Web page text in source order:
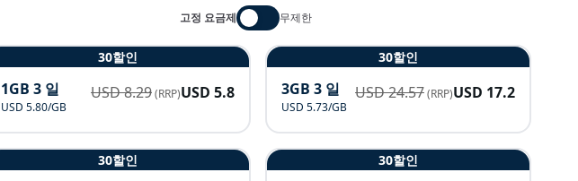
고정 요금제 무제한
30할인
1GB 3 일
USD 5.80/GB
USD8.29(RRP)USD 5.8
30할인
3GB 3 일
USD 5.73/GB
USD24.57(RRP)USD 17.2
30할인 30할인